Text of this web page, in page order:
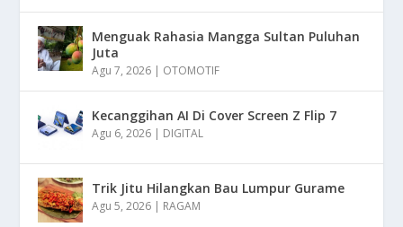
Menguak Rahasia Mangga Sultan Puluhan
Juta
Agu 7, 2026 | OTOMOTIF
Kecanggihan AI Di Cover Screen Z Flip 7
Agu 6, 2026 | DIGITAL
Trik Jitu Hilangkan Bau Lumpur Gurame
Agu 5, 2026 | RAGAM